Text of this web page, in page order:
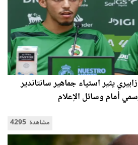
يثير استياء جماهير سانتاندير
أمام وسائل الإعلام
4295 مشاهدة